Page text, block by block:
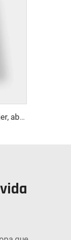
Abrigo de lana doble faz vintage para mujer, abrigo largo informal de alta gama para otoño e invierno con solapas pequeñas, forro de nailon y decoración de piel de oveja